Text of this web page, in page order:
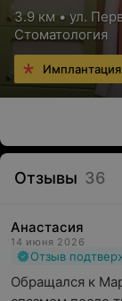
3.9 км • ул.
Стоматология
Отзывы 36
Анастасия
14 июня 2026
Отзыв
Обращался к